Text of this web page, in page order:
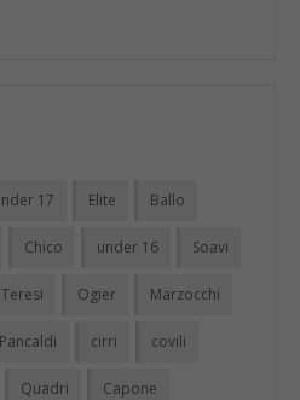
17 Elite Ballo
Chico under 16 Soavi
Teresi Ogier Marzocchi
Pancaldi cirri covili
Quadri Capone